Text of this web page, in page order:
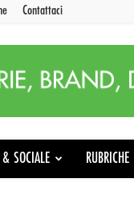
Contattaci
SOCIALE RUBRICHE